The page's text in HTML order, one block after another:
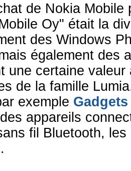
de Nokia Mobile
Oy" était la
des Windows
également des
une certaine valeur
de la famille
exemple Gadgets
appareils
fil Bluetooth,